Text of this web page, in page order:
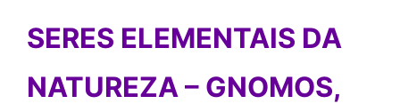
SERES ELEMENTAIS DA
NATUREZA – GNOMOS,